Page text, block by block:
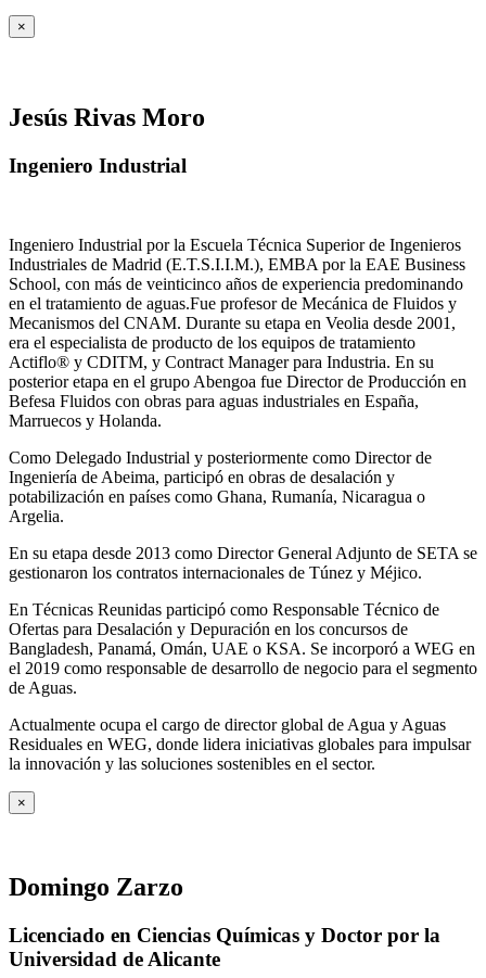
×
Jesús Rivas Moro
Ingeniero Industrial
Ingeniero Industrial por la Escuela Técnica Superior de Ingenieros
Industriales de Madrid (E.T.S.I.I.M.), EMBA por la EAE Business
School, con más de veinticinco años de experiencia predominando
en el tratamiento de aguas.Fue profesor de Mecánica de Fluidos y
Mecanismos del CNAM. Durante su etapa en Veolia desde 2001,
era el especialista de producto de los equipos de tratamiento
Actiflo® y CDITM, y Contract Manager para Industria. En su
posterior etapa en el grupo Abengoa fue Director de Producción en
Befesa Fluidos con obras para aguas industriales en España,
Marruecos y Holanda.
Como Delegado Industrial y posteriormente como Director de
Ingeniería de Abeima, participó en obras de desalación y
potabilización en países como Ghana, Rumanía, Nicaragua o
Argelia.
En su etapa desde 2013 como Director General Adjunto de SETA se
gestionaron los contratos internacionales de Túnez y Méjico.
En Técnicas Reunidas participó como Responsable Técnico de
Ofertas para Desalación y Depuración en los concursos de
Bangladesh, Panamá, Omán, UAE o KSA. Se incorporó a WEG en
el 2019 como responsable de desarrollo de negocio para el segmento
de Aguas.
Actualmente ocupa el cargo de director global de Agua y Aguas
Residuales en WEG, donde lidera iniciativas globales para impulsar
la innovación y las soluciones sostenibles en el sector.
×
Domingo Zarzo
Licenciado en Ciencias Químicas y Doctor por la
Universidad de Alicante